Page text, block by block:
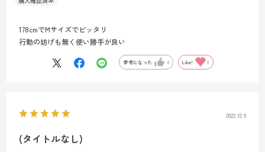
178cmでMサイズでピッタリ
行動の妨げも無く使い勝手が良い
参考になった 0 Like! 0
2022.12.9
(タイトルなし)